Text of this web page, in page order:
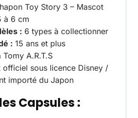
Toy Story 3 – Mascot
à 6 cm
: 6 types à collectionner
: 15 ans et plus
Tomy A.R.T.S
officiel sous licence Disney /
importé du Japon
Capsules :